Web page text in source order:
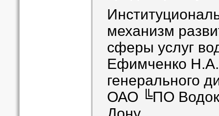
механизм
сферы услуг
Ефимченко
генерального
ОАО ╚ПО